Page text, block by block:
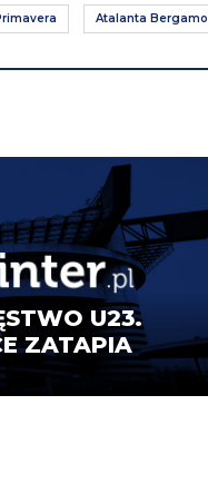
Atalanta Bergamo
U23.
ZATAPIA